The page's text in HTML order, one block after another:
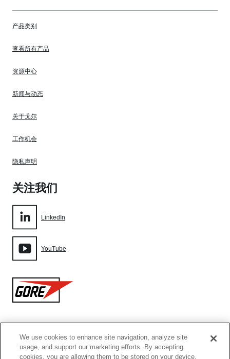
产品类别
查看所有产品
资源中心
新闻与动态
关于戈尔
工作机会
隐私声明
关注我们
LinkedIn
YouTube
Gore
网站地图
We use cookies to enhance site navigation, analyze site
usage, and support our marketing efforts. By accepting
cookies, you are allowing them to be stored on your device.